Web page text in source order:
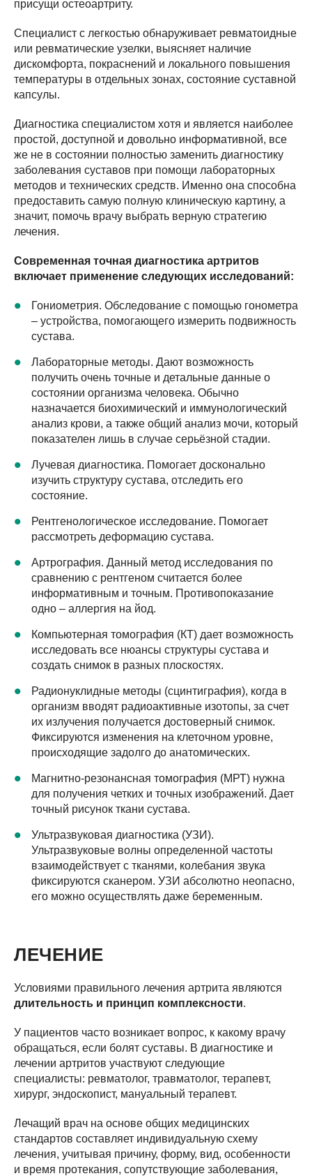
присущи остеоартриту.
Специалист с легкостью обнаруживает ревматоидные
или ревматические узелки, выясняет наличие
дискомфорта, покраснений и локального повышения
температуры в отдельных зонах, состояние суставной
капсулы.
Диагностика специалистом хотя и является наиболее
простой, доступной и довольно информативной, все
же не в состоянии полностью заменить диагностику
заболевания суставов при помощи лабораторных
методов и технических средств. Именно она способна
предоставить самую полную клиническую картину, а
значит, помочь врачу выбрать верную стратегию
лечения.
Современная точная диагностика артритов
включает применение следующих исследований:
Гониометрия. Обследование с помощью гонометра
– устройства, помогающего измерить подвижность
сустава.
Лабораторные методы. Дают возможность
получить очень точные и детальные данные о
состоянии организма человека. Обычно
назначается биохимический и иммунологический
анализ крови, а также общий анализ мочи, который
показателен лишь в случае серьёзной стадии.
Лучевая диагностика. Помогает досконально
изучить структуру сустава, отследить его
состояние.
Рентгенологическое исследование. Помогает
рассмотреть деформацию сустава.
Артрография. Данный метод исследования по
сравнению с рентгеном считается более
информативным и точным. Противопоказание
одно – аллергия на йод.
Компьютерная томография (КТ) дает возможность
исследовать все нюансы структуры сустава и
создать снимок в разных плоскостях.
Радионуклидные методы (сцинтиграфия), когда в
организм вводят радиоактивные изотопы, за счет
их излучения получается достоверный снимок.
Фиксируются изменения на клеточном уровне,
происходящие задолго до анатомических.
Магнитно-резонансная томография (МРТ) нужна
для получения четких и точных изображений. Дает
точный рисунок ткани сустава.
Ультразвуковая диагностика (УЗИ).
Ультразвуковые волны определенной частоты
взаимодействует с тканями, колебания звука
фиксируются сканером. УЗИ абсолютно неопасно,
его можно осуществлять даже беременным.
ЛЕЧЕНИЕ
Условиями правильного лечения артрита являются
длительность и принцип комплексности.
У пациентов часто возникает вопрос, к какому врачу
обращаться, если болят суставы. В диагностике и
лечении артритов участвуют следующие
специалисты: ревматолог, травматолог, терапевт,
хирург, эндоскопист, мануальный терапевт.
Лечащий врач на основе общих медицинских
стандартов составляет индивидуальную схему
лечения, учитывая причину, форму, вид, особенности
и время протекания, сопутствующие заболевания,